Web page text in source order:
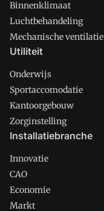
Binnenklimaat
Luchtbehandeling
Mechanische ventilatie
Utiliteit
Onderwijs
Sportaccomodatie
Kantoorgebouw
Zorginstelling
Installatiebranche
Innovatie
CAO
Economie
Markt